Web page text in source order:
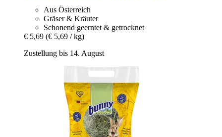
Aus Österreich
Gräser & Kräuter
Schonend geerntet & getrocknet
€ 5,69 (€ 5,69 / kg)
Zustellung bis 14. August